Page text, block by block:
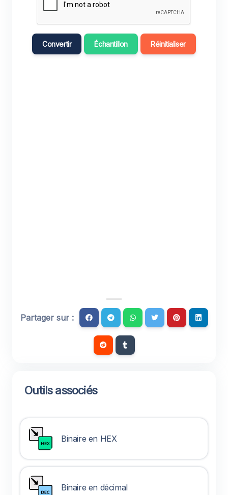
Convertir Échantillon Réinitialiser
Partager sur :
Outils associés
Binaire en HEX
Binaire en décimal